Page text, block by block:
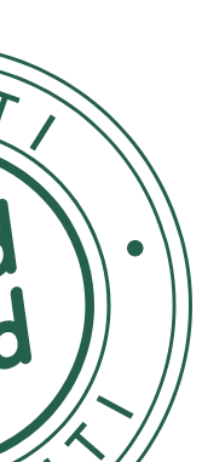
Woven/ Polyeten-
bekvämlighet och